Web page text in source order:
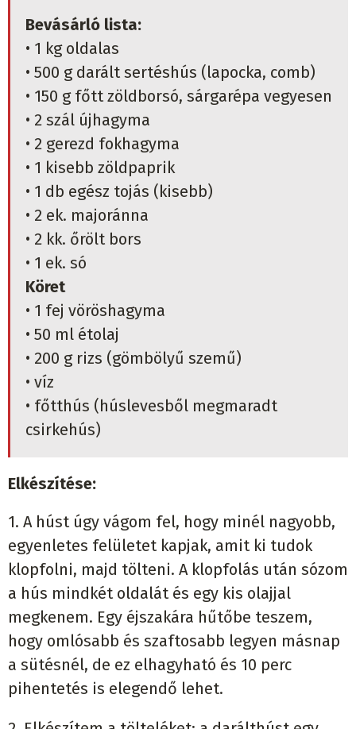
Bevásárló lista:
• 1 kg oldalas
• 500 g darált sertéshús (lapocka, comb)
• 150 g főtt zöldborsó, sárgarépa vegyesen
• 2 szál újhagyma
• 2 gerezd fokhagyma
• 1 kisebb zöldpaprik
• 1 db egész tojás (kisebb)
• 2 ek. majoránna
• 2 kk. őrölt bors
• 1 ek. só
Köret
• 1 fej vöröshagyma
• 50 ml étolaj
• 200 g rizs (gömbölyű szemű)
• víz
• főtthús (húslevesből megmaradt
csirkehús)
Elkészítése:
1. A húst úgy vágom fel, hogy minél nagyobb,
egyenletes felületet kapjak, amit ki tudok
klopfolni, majd tölteni. A klopfolás után sózom
a hús mindkét oldalát és egy kis olajjal
megkenem. Egy éjszakára hűtőbe teszem,
hogy omlósabb és szaftosabb legyen másnap
a sütésnél, de ez elhagyható és 10 perc
pihentetés is elegendő lehet.